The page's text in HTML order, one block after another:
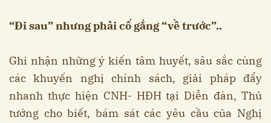
“Đi sau” nhưng phải cố gắng “về trước”..
Ghi nhận những ý kiến tâm huyết, sâu sắc cùng
các khuyến nghị chính sách, giải pháp đẩy
nhanh thực hiện CNH- HĐH tại Diễn đàn, Thủ
tướng cho biết, bám sát các yêu cầu của Nghị